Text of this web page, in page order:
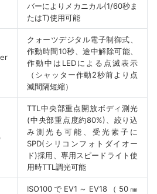
バーによりメカニカル(1/60秒ま
たはT)使用可能
クォーツデジタル電子制御式、
作動時間10秒、途中解除可能、
作動中はLEDによる点滅表示
（シャッター作動2秒前より点
滅間隔短縮）
TTL中央部重点開放ボディ測光
(中央部重点度約80%)、絞り込
み測光も可能、受光素子に
SPD(シリコンフォトダイオー
ド)採用、専用スピードライト使
用時TTL調光可能
ISO100でEV1～EV18（50㎜